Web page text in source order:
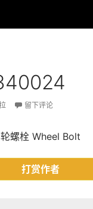
留下评论
螺栓 Wheel Bolt
打赏作者